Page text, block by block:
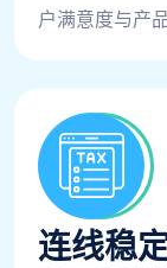
户满意度与产
连线稳